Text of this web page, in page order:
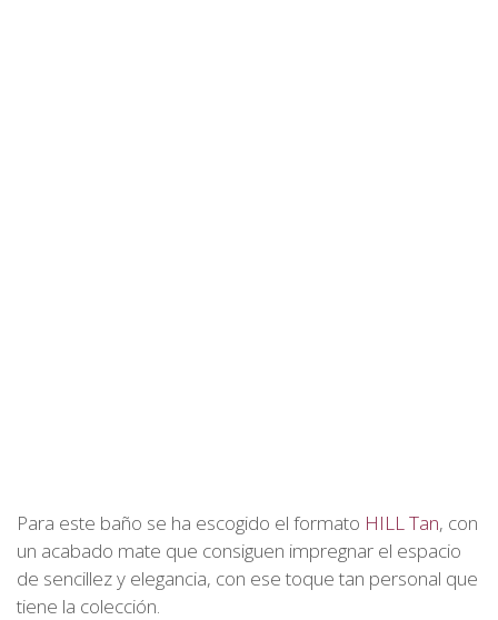
Para este baño se ha escogido el formato HILL Tan, con
un acabado mate que consiguen impregnar el espacio
de sencillez y elegancia, con ese toque tan personal que
tiene la colección.